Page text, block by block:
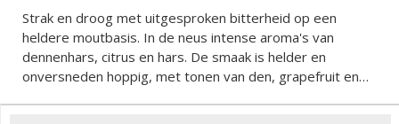
Strak en droog met uitgesproken bitterheid op een
heldere moutbasis. In de neus intense aroma's van
dennenhars, citrus en hars. De smaak is helder en
onversneden hoppig, met tonen van den, grapefruit en